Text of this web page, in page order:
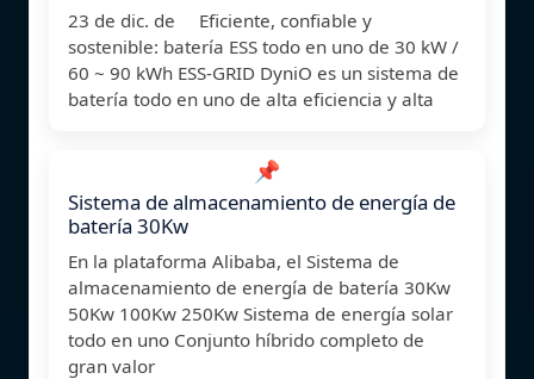
23 de dic. de Eficiente, confiable y
sostenible: batería ESS todo en uno de 30 kW /
60 ~ 90 kWh ESS-GRID DyniO es un sistema de
batería todo en uno de alta eficiencia y alta
📌
Sistema de almacenamiento de energía de
batería 30Kw
En la plataforma Alibaba, el Sistema de
almacenamiento de energía de batería 30Kw
50Kw 100Kw 250Kw Sistema de energía solar
todo en uno Conjunto híbrido completo de
gran valor